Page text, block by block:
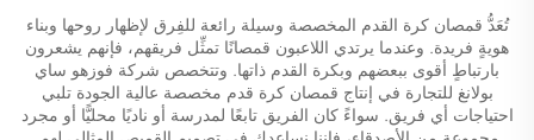
تُعَدُّ قمصان كرة القدم المخصصة وسيلة رائعة للفِرق لإظهار روحها وبناء
هويةٍ فريدة. وعندما يرتدي اللاعبون قمصانًا تمثِّل فريقهم، فإنهم يشعرون
بارتباطٍ أقوى ببعضهم وبكرة القدم ذاتها. وتتخصص شركة فوزهو ساي
بولانغ للتجارة في إنتاج قمصان كرة قدم مخصصة عالية الجودة تلبي
احتياجات أي فريق. سواءً كان الفريق تابعًا لمدرسة أو ناديًا محليًّا أو مجرد